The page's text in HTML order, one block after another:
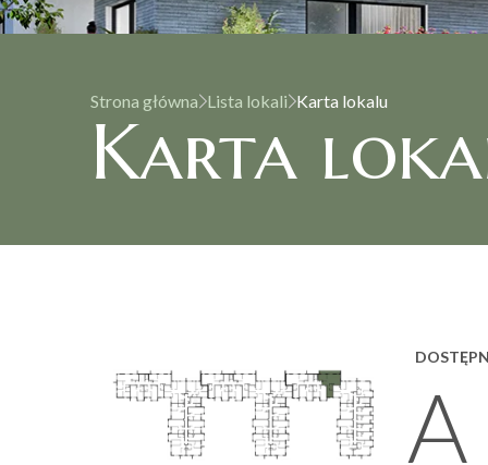
Strona główna Lista lokali Karta lokalu
Karta
A